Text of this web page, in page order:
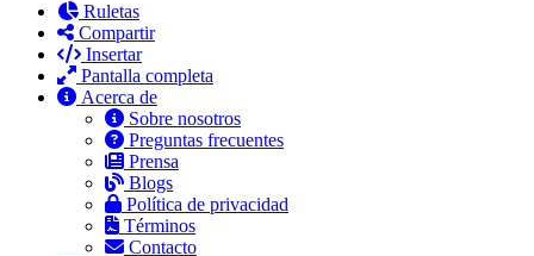
Ruletas
Compartir
Insertar
Pantalla completa
Acerca de
Sobre nosotros
Preguntas frecuentes
Prensa
Blogs
Política de privacidad
Términos
Contacto